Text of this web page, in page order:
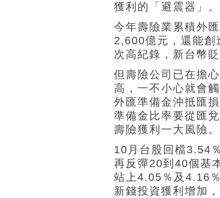
獲利的「避震器」。
今年壽險業累積外
2,600億元，還能
次高紀錄，新台幣
但壽險公司已在擔
高，一不小心就會
外匯準備金沖抵匯
準備金比率要從匯
壽險獲利一大風險。
10月台股回檔3.54
再反彈20到40個基
站上4.05％及4.16
新錢投資獲利增加